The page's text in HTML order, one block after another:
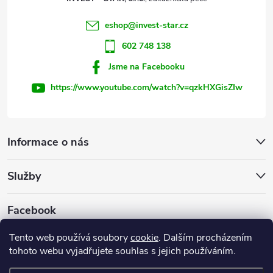
Tento web používá souborycookie. Dalším procházením
tohoto webu vyjadřujete souhlas s jejich používáním.
Informace o nás
Služby
Facebook
eshop@invest-star.cz
602 748 138
Jsme na Facebooku
https://www.youtube.com/watch?v=qzkHXGisZIw